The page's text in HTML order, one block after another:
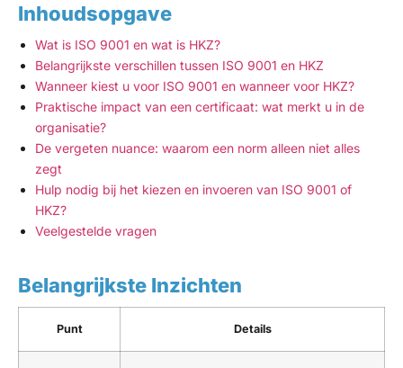
Inhoudsopgave
Wat is ISO 9001 en wat is HKZ?
Belangrijkste verschillen tussen ISO 9001 en HKZ
Wanneer kiest u voor ISO 9001 en wanneer voor HKZ?
Praktische impact van een certificaat: wat merkt u in de
organisatie?
De vergeten nuance: waarom een norm alleen niet alles
zegt
Hulp nodig bij het kiezen en invoeren van ISO 9001 of
HKZ?
Veelgestelde vragen
Belangrijkste Inzichten
Punt Details